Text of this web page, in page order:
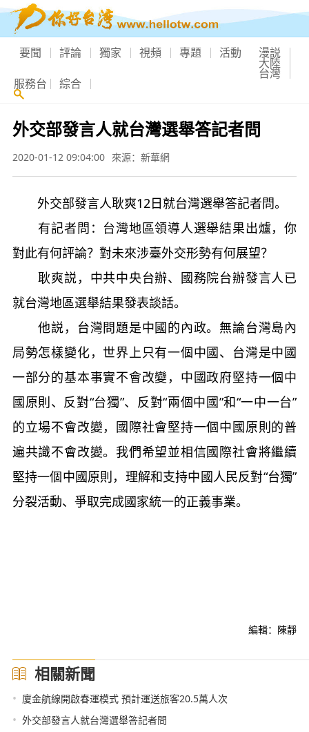
要聞 評論 獨家 視頻 專題 活動 漫説
大陸
台灣
服務台 綜合
外交部發言人就台灣選舉答記者問
2020-01-12 09:04:00 來源：新華網
外交部發言人耿爽12日就台灣選舉答記者問。
有記者問：台灣地區領導人選舉結果出爐，你
對此有何評論？對未來涉臺外交形勢有何展望？
耿爽説，中共中央台辦、國務院台辦發言人已
就台灣地區選舉結果發表談話。
他説，台灣問題是中國的內政。無論台灣島內
局勢怎樣變化，世界上只有一個中國、台灣是中國
一部分的基本事實不會改變，中國政府堅持一個中
國原則、反對“台獨”、反對“兩個中國”和“一中一台”
的立場不會改變，國際社會堅持一個中國原則的普
遍共識不會改變。我們希望並相信國際社會將繼續
堅持一個中國原則，理解和支持中國人民反對“台獨”
分裂活動、爭取完成國家統一的正義事業。
編輯：陳靜
相關新聞
• 廈金航線開啟春運模式 預計運送旅客20.5萬人次
• 外交部發言人就台灣選舉答記者問